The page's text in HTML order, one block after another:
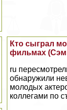
Кто сыграл
фильмах (Сэм
ru
обнаружили
молодых
коллегами по